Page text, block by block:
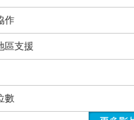
作
區支援
數